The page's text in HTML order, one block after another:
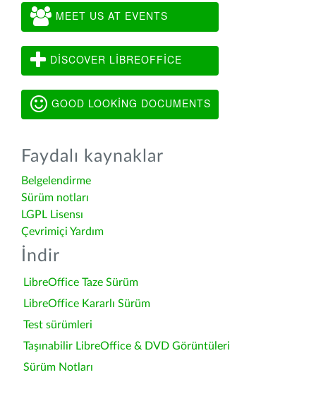
MEET US AT EVENTS
DISCOVER LIBREOFFICE
GOOD LOOKING DOCUMENTS
Faydalı kaynaklar
Belgelendirme
Sürüm notları
LGPL Lisensı
Çevrimiçi Yardım
İndir
LibreOffice Taze Sürüm
LibreOffice Kararlı Sürüm
Test sürümleri
Taşınabilir LibreOffice & DVD Görüntüleri
Sürüm Notları